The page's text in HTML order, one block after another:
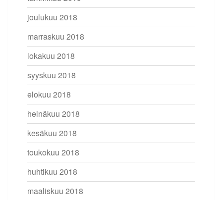
joulukuu 2018
marraskuu 2018
lokakuu 2018
syyskuu 2018
elokuu 2018
heinäkuu 2018
kesäkuu 2018
toukokuu 2018
huhtikuu 2018
maaliskuu 2018